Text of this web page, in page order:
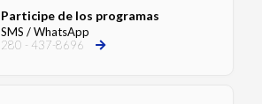
Participe de los programas
SMS / WhatsApp
280 - 437-8696